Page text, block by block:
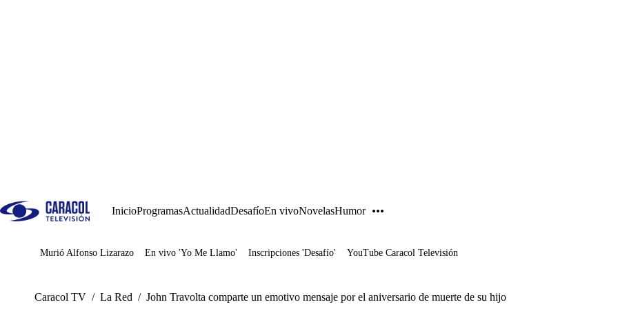
InicioProgramasActualidadDesafíoEn vivoNovelasHumor
Juegos
Murió Alfonso Lizarazo En vivo 'Yo Me Llamo' Inscripciones 'Desafío' YouTube Caracol Televisión
Caracol TV / La Red / John Travolta comparte un emotivo mensaje por el aniversario de muerte de su hijo